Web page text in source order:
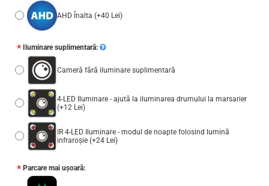
AHD Înalta (+40 Lei)
Iluminare suplimentară:
Cameră fără iluminare suplimentară
4-LED Iluminare - ajută la iluminarea drumului la marsarier
(+12 Lei)
IR 4-LED Iluminare - modul de noapte folosind lumină
infraroșie (+24 Lei)
Parcare mai ușoară: